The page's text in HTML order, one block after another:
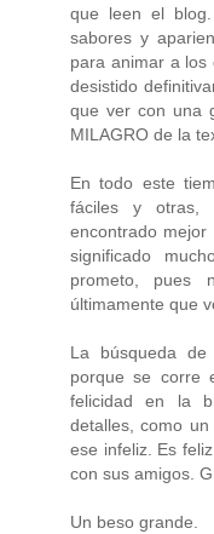
que leen el
sabores y
para animar a los
desistido
que ver con una
MILAGRO de la
En todo este
fáciles y otras,
encontrado
significado
prometo, pues
últimamente que
La búsqueda
porque se corre
felicidad en la
detalles, como
ese infeliz. Es
con sus amigos.
Un beso grande.